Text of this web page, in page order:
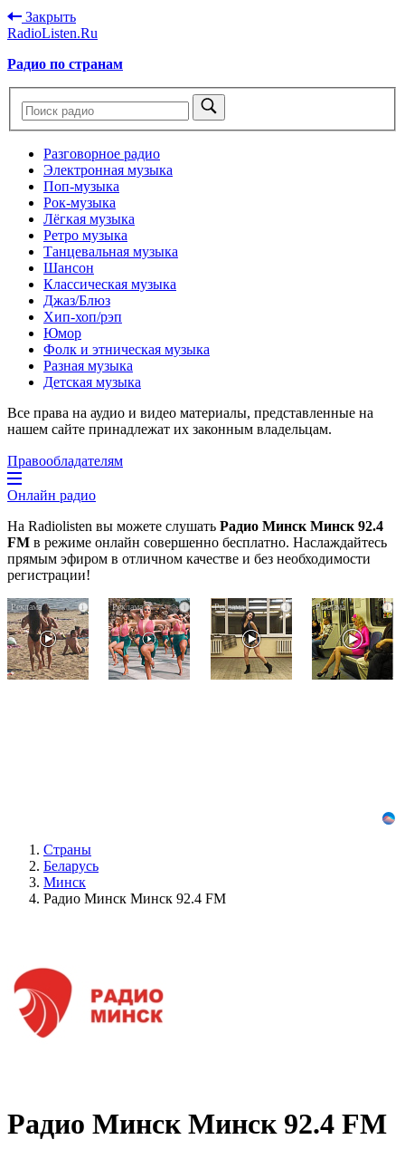
Закрыть
RadioListen.Ru
Радио по странам
Разговорное радио
Электронная музыка
Поп-музыка
Рок-музыка
Лёгкая музыка
Ретро музыка
Танцевальная музыка
Шансон
Классическая музыка
Джаз/Блюз
Хип-хоп/рэп
Юмор
Фолк и этническая музыка
Разная музыка
Детская музыка
Все права на аудио и видео материалы, представленные на
нашем сайте принадлежат их законным владельцам.
Правообладателям
Онлайн радио
На Radiolisten вы можете слушать Радио Минск Минск 92.4
FM в режиме онлайн совершенно бесплатно. Наслаждайтесь
прямым эфиром в отличном качестве и без необходимости
регистрации!
i
Скрытая
камера
пляже
Крыма:
i
Ржу
переставая,
это
видео
i
Ролик
Омска:
вы
будете
i
Страны
Беларусь
Минск
Радио Минск Минск 92.4 FM
Радио Минск Минск 92.4 FM